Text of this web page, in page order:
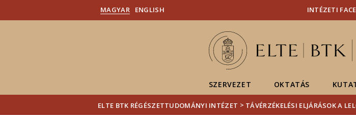
MAGYAR ENGLISH INTÉZETI
SZERVEZET OKTATÁS
ELTE BTK RÉGÉSZETTUDOMÁNYI INTÉZET > TÁVÉRZÉKELÉSI ELJÁRÁSOK A